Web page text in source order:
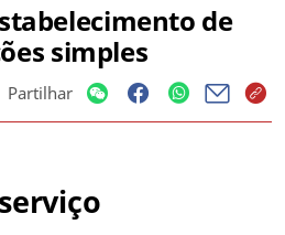
de
simples
Partilhar